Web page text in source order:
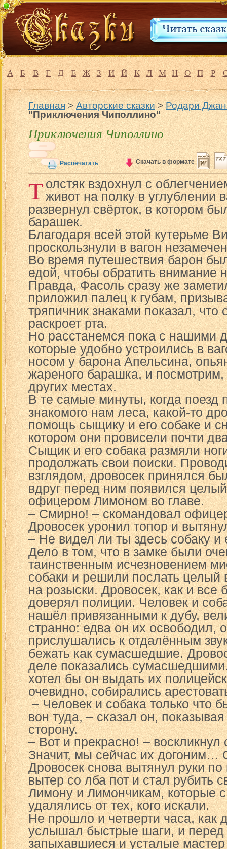
А Б В Г Д Е Ж З И Й К Л М Н О П Р
Главная>Авторские сказки>Родари
"Приключения Чиполлино"
Приключения Чиполлино
Распечатать Скачать в формате
Толстяк вздохнул с
живот на полку в углублении
развернул свёрток, в котором
барашек.
Благодаря всей этой кутерьме
проскользнули в вагон
Во время путешествия барон
едой, чтобы обратить внимание
Правда, Фасоль сразу же
приложил палец к губам,
тряпичник знаками показал, что
раскроет рта.
Но расстанемся пока с нашими
которые удобно устроились в
носом у барона Апельсина,
жареного барашка, и посмотрим,
других местах.
В те самые минуты, когда поезд
знакомого нам леса, какой-то
помощь сыщику и его собаке и
котором они провисели почти
Сыщик и его собака размяли
продолжать свои поиски.
взглядом, дровосек принялся
вдруг перед ним появился
офицером Лимоном во главе.
– Смирно! – скомандовал
Дровосек уронил топор и
– Не видел ли ты здесь собаку и
Дело в том, что в замке были
таинственным исчезновением
собаки и решили послать целый
на розыски. Дровосек, как и все
доверял полиции. Человек и
нашёл привязанными к дубу,
странно: едва он их освободил,
прислушались к отдалённым
бежать как сумасшедшие.
деле показались
хотел бы он выдать их
очевидно, собирались
– Человек и собака только что
вон туда, – сказал он,
сторону.
– Вот и прекрасно! –
Значит, мы сейчас их догоним…
Дровосек снова вытянул руки
вытер со лба пот и стал рубить
Лимону и Лимончикам, которые
удалялись от тех, кого искали.
Не прошло и четверти часа, как
услышал быстрые шаги, и перед
запыхавшиеся и усталые